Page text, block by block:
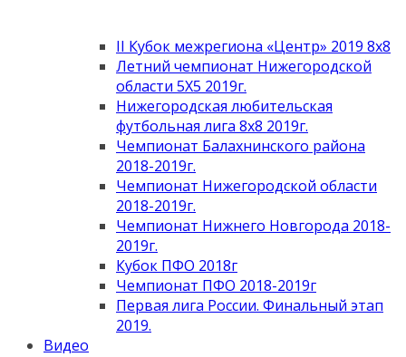
II Кубок межрегиона «Центр» 2019 8х8
Летний чемпионат Нижегородской
области 5Х5 2019г.
Нижегородская любительская
футбольная лига 8х8 2019г.
Чемпионат Балахнинского района
2018-2019г.
Чемпионат Нижегородской области
2018-2019г.
Чемпионат Нижнего Новгорода 2018-
2019г.
Кубок ПФО 2018г
Чемпионат ПФО 2018-2019г
Первая лига России. Финальный этап
2019.
Видео